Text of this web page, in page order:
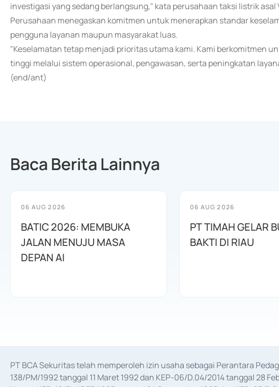
investigasi yang sedang berlangsung," kata perusahaan taksi listrik
Perusahaan menegaskan komitmen untuk menerapkan standar
pengguna layanan maupun masyarakat luas.
"Keselamatan tetap menjadi prioritas utama kami. Kami berkomitmen
tinggi melalui sistem operasional, pengawasan, serta peningkatan
(end/ant)
Baca Berita Lainnya
06 AUG 2026
BATIC 2026: MEMBUKA
JALAN MENUJU MASA
DEPAN AI
06 AUG 2026
PT TIMAH GELAR
BAKTI DI RIAU
PT BCA Sekuritas telah memperoleh izin usaha sebagai Perantara
138/PM/1992 tanggal 11 Maret 1992 dan KEP-06/D.04/2014 tanggal 28